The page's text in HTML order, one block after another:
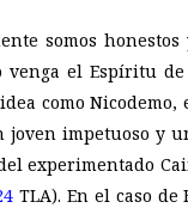
somos
venga el Espíritu
como
joven impetuoso y
experimentado
TLA). En el caso